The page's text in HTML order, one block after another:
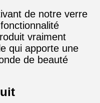
de notre verre
vraiment
qui apporte une
de beauté